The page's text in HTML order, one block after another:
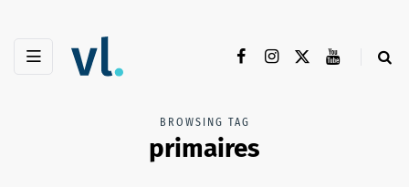
BROWSING TAG
primaires